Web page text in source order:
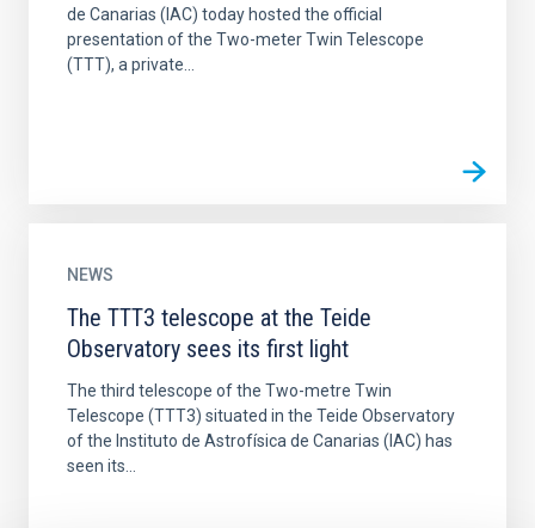
de Canarias (IAC) today hosted the official
presentation of the Two-meter Twin Telescope
(TTT), a private...
NEWS
The TTT3 telescope at the Teide
Observatory sees its first light
The third telescope of the Two-metre Twin
Telescope (TTT3) situated in the Teide Observatory
of the Instituto de Astrofísica de Canarias (IAC) has
seen its...